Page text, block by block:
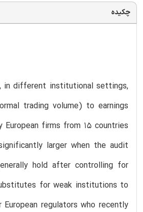
چکیده
in different institutional settings,
trading volume) to earnings
European firms from 15 countries
larger when the audit
hold after controlling for
for weak institutions to
regulators who recently